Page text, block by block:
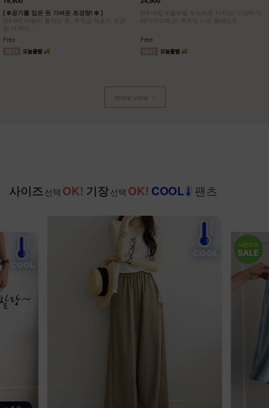
[ ❄️공기를 입은 듯 가벼운 초경량! ❄️ ]
[55-99] 바람이 통하는 옷, 무게감 제로의 초경
공기를 입은 듯한 착용감에 로맨틱감성을 더한
디자인
Free
[55~99] 부들부들 부드러운 터치감! 다양하게
Free
more view
사이즈 선택 OK! 기장선택 OK! COOL 팬츠